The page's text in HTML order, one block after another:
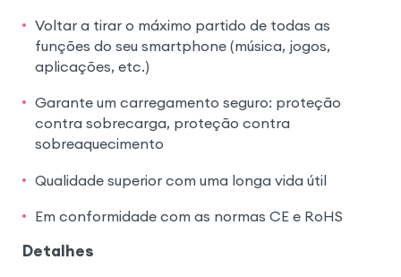
Voltar a tirar o máximo partido de todas as
funções do seu smartphone (música, jogos,
aplicações, etc.)
Garante um carregamento seguro: proteção
contra sobrecarga, proteção contra
sobreaquecimento
Qualidade superior com uma longa vida útil
Em conformidade com as normas CE e RoHS
Detalhes